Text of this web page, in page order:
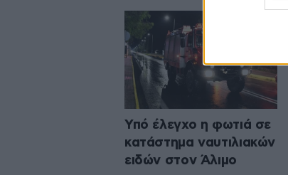
Υπό έλεγχο η φωτιά σε
κατάστημα ναυτιλιακών
ειδών στον Άλιμο